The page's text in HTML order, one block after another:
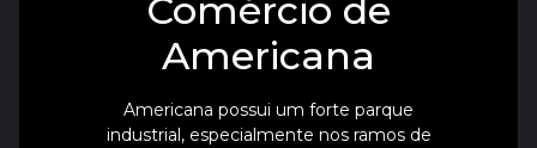
Comércio de
Americana
Americana possui um forte parque
industrial, especialmente nos ramos de